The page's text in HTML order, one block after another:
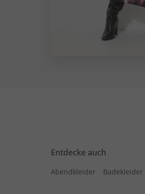
Entdecke auch
Abendkleider Badekleider